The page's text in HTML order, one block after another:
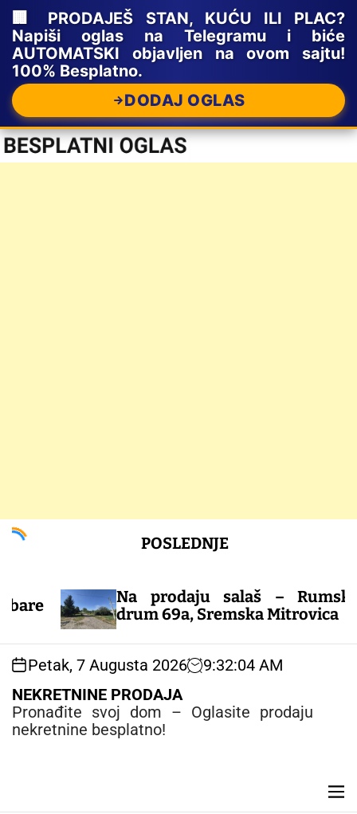
🏢 PRODAJEŠ STAN, KUĆU ILI PLAC?
Napiši oglas na Telegramu i biće
AUTOMATSKI objavljen na ovom sajtu!
100% Besplatno.
DODAJ OGLAS
o
POSLEDNJE
Na prodaju salaš – Rumski
drum 69a, Sremska Mitrovica
Petak, 7 Augusta 2026 9:32:04 AM
NEKRETNINE PRODAJA
Pronađite svoj dom – Oglasite prodaju
nekretnine besplatno!
M